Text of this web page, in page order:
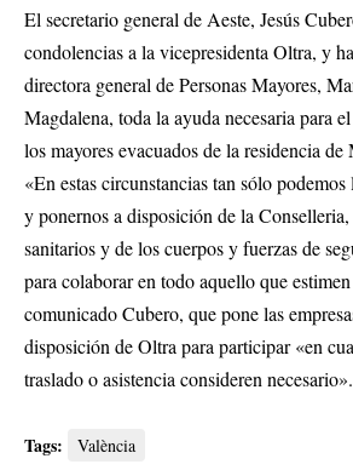
El secretario general de Aeste, Jesús
condolencias a la vicepresidenta Oltra, y
directora general de Personas Mayores,
Magdalena, toda la ayuda necesaria para
los mayores evacuados de la residencia de
«En estas circunstancias tan sólo podemos
y ponernos a disposición de la
sanitarios y de los cuerpos y fuerzas de
para colaborar en todo aquello que
comunicado Cubero, que pone las
disposición de Oltra para participar «en
traslado o asistencia consideren necesario».
Tags: València